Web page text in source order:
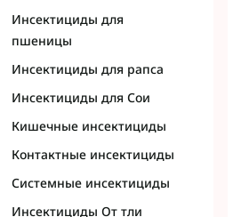
Инсектициды для
пшеницы
Инсектициды для рапса
Инсектициды для Сои
Кишечные инсектициды
Контактные инсектициды
Системные инсектициды
Инсектициды От тли